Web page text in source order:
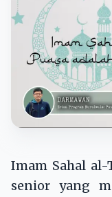
Imam Sahal
senior yang